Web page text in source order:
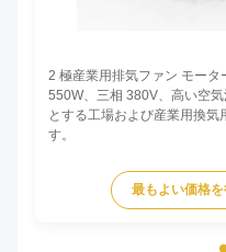
2 極産業用排気ファン モータ
550W、三相 380V、高い空
とする工場および産業用換気
す。
最もよい価格